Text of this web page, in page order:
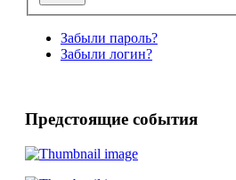
Забыли пароль?
Забыли логин?
Предстоящие события